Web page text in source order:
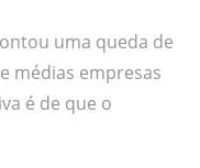
uma queda de
médias empresas
é de que o